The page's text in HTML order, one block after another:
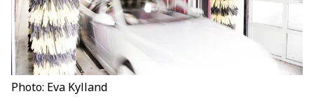
Photo: Eva Kylland